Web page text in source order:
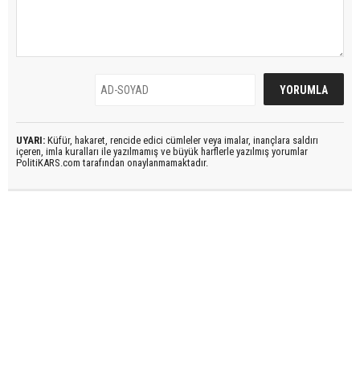
UYARI: Küfür, hakaret, rencide edici cümleler veya imalar, inançlara saldırı
içeren, imla kuralları ile yazılmamış ve büyük harflerle yazılmış yorumlar
PolitiKARS.com tarafından onaylanmamaktadır.